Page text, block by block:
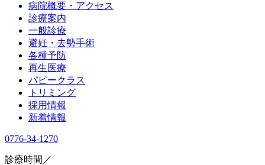
病院概要・アクセス
診療案内
一般診療
避妊・去勢手術
各種予防
再生医療
パピークラス
トリミング
採用情報
新着情報
0776-34-1270
診療時間／